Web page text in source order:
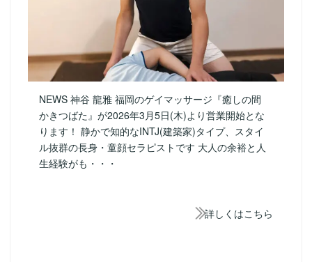
NEWS 神谷 龍雅 福岡のゲイマッサージ『癒しの間
かきつばた』が2026年3月5日(木)より営業開始とな
ります！ 静かで知的なINTJ(建築家)タイプ、スタイ
ル抜群の長身・童顔セラピストです 大人の余裕と人
生経験がも・・・
詳しくはこちら